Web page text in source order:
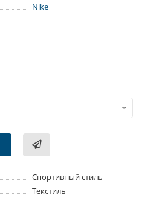
Nike
Спортивный стиль
Текстиль